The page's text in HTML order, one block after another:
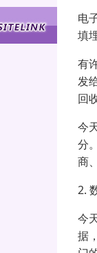
电
填
有
发
回
今
分
商
2.
今
据